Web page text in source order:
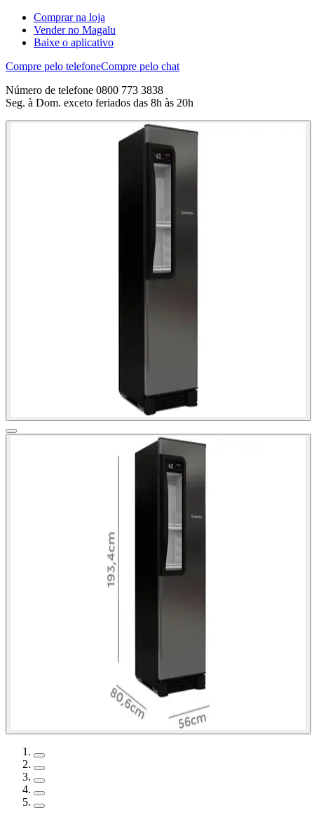
Comprar na loja
Vender no Magalu
Baixe o aplicativo
Compre pelo telefoneCompre pelo chat
Número de telefone 0800 773 3838
Seg. à Dom. exceto feriados das 8h às 20h